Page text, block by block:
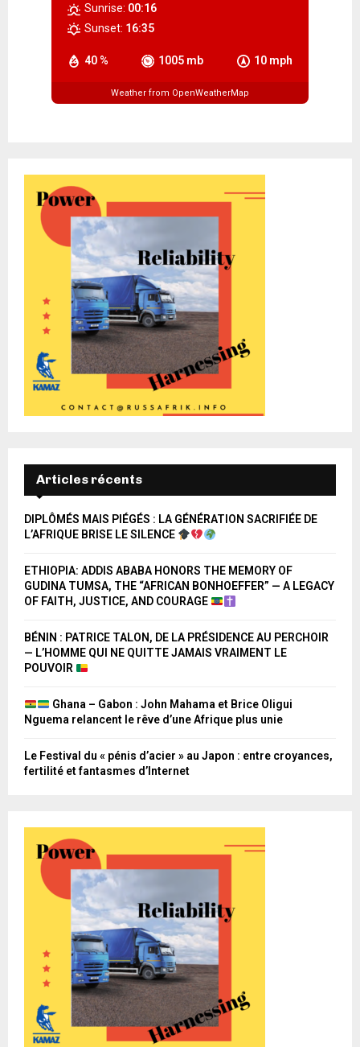
40 % 1005 mb 10 mph
Sunrise: 00:16
Sunset: 16:35
Weather from OpenWeatherMap
Articles récents
DIPLÔMÉS MAIS PIÉGÉS : LA GÉNÉRATION SACRIFIÉE DE
L’AFRIQUE BRISE LE SILENCE
ETHIOPIA: ADDIS ABABA HONORS THE MEMORY OF
GUDINA TUMSA, THE “AFRICAN BONHOEFFER” — A LEGACY
OF FAITH, JUSTICE, AND COURAGE
BÉNIN : PATRICE TALON, DE LA PRÉSIDENCE AU PERCHOIR
— L’HOMME QUI NE QUITTE JAMAIS VRAIMENT LE
POUVOIR
Ghana – Gabon : John Mahama et Brice Oligui
Nguema relancent le rêve d’une Afrique plus unie
Le Festival du « pénis d’acier » au Japon : entre croyances,
fertilité et fantasmes d’Internet